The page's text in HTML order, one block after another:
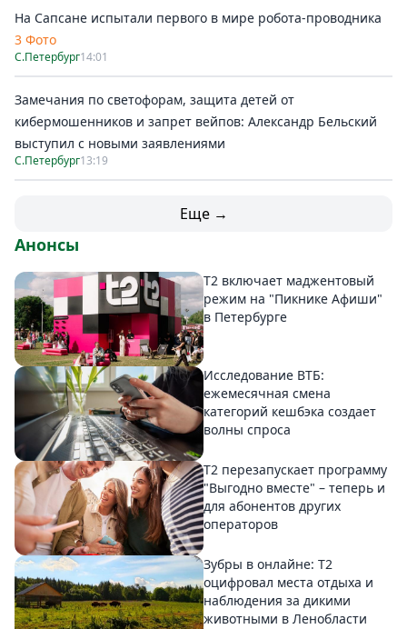
На Сапсане испытали первого в мире робота-проводника
3 Фото
С.Петербург14:01
Замечания по светофорам, защита детей от
кибермошенников и запрет вейпов: Александр Бельский
выступил с новыми заявлениями
С.Петербург13:19
Еще →
Анонсы
Т2 включает маджентовый
режим на "Пикнике Афиши"
в Петербурге
Исследование ВТБ:
ежемесячная смена
категорий кешбэка создает
волны спроса
Т2 перезапускает программу
"Выгодно вместе" – теперь и
для абонентов других
операторов
Зубры в онлайне: Т2
оцифровал места отдыха и
наблюдения за дикими
животными в Ленобласти